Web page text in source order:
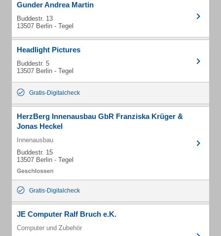
Gunder Andrea Martin
Buddestr. 13
13507 Berlin - Tegel
Headlight Pictures
Buddestr. 5
13507 Berlin - Tegel
Gratis-Digitalcheck
HerzBerg Innenausbau GbR Franziska Krüger &
Jonas Heckel
Innenausbau
Buddestr. 15
13507 Berlin - Tegel
Gratis-Digitalcheck
JE Computer Ralf Bruch e.K.
Computer und Zubehör